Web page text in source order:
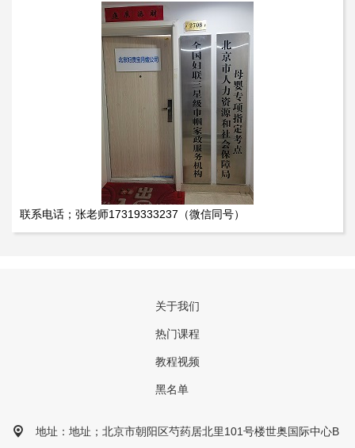
联系电话；张老师17319333237（微信同号）
关于我们
热门课程
教程视频
黑名单
地址：地址；北京市朝阳区芍药居北里101号楼世奥国际中心B